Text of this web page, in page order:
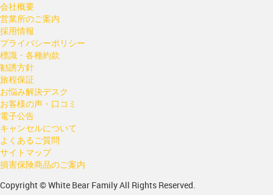
会社概要
営業所のご案内
採用情報
プライバシーポリシー
標識・各種約款
勧誘方針
旅程保証
お悩み解決デスク
お客様の声・口コミ
電子公告
キャンセルについて
よくあるご質問
サイトマップ
損害保険商品のご案内
Copyright © White Bear Family All Rights Reserved.